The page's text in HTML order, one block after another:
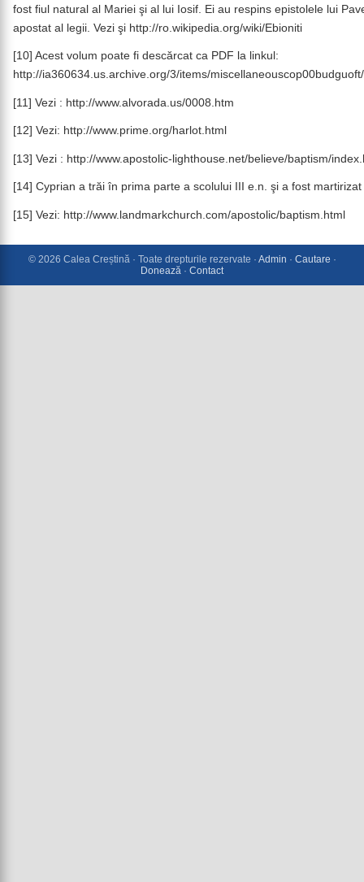
fost fiul natural al Mariei şi al lui Iosif. Ei au respins epistolele lui
apostat al legii. Vezi şi http://ro.wikipedia.org/wiki/Ebioniti
[10] Acest volum poate fi descărcat ca PDF la linkul:
http://ia360634.us.archive.org/3/items/
[11] Vezi : http://www.alvorada.us/0008.htm
[12] Vezi: http://www.prime.org/harlot.html
[13] Vezi : http://www.apostolic-lighthouse.net/believe/baptism/
[14] Cyprian a trăi în prima parte a scolului III e.n. şi a fost
[15] Vezi: http://www.landmarkchurch.com/apostolic/baptism.html
© 2026 Calea Creștină · Toate drepturile rezervate · Admin · Cautare ·
Donează · Contact